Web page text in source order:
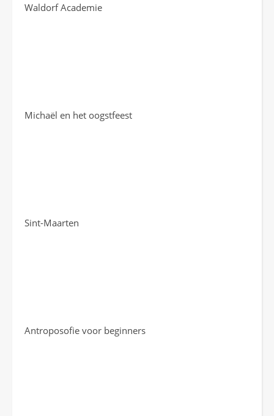
Waldorf Academie
Michaël en het oogstfeest
Sint-Maarten
Antroposofie voor beginners